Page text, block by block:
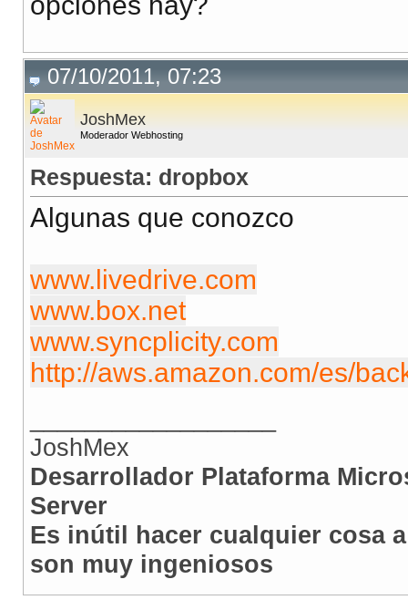
07/10/2011, 07:23
JoshMex
Moderador Webhosting
Respuesta: dropbox
Algunas que conozco
www.livedrive.com
www.box.net
www.syncplicity.com
http://aws.amazon.com/es/
JoshMex
Desarrollador Plataforma
Server
Es inútil hacer cualquier cosa
son muy ingeniosos